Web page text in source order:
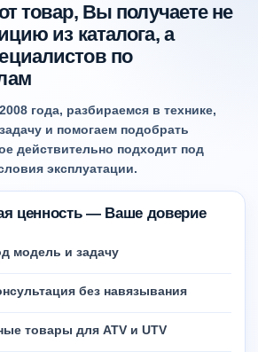
товар, Вы получаете не
из каталога, а
по
года, разбираемся в технике,
и помогаем подобрать
действительно подходит под
эксплуатации.
ценность — Ваше доверие
модель и задачу
без навязывания
товары для ATV и UTV